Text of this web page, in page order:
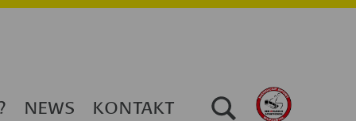
NEWS KONTAKT
TOGGLE SEARCH FORM MODAL BOX